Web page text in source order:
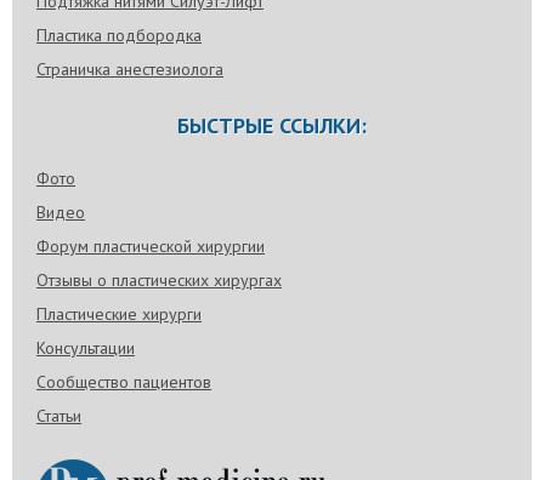
Пластика подбородка
Страничка анестезиолога
БЫСТРЫЕ ССЫЛКИ:
Фото
Видео
Форум пластической хирургии
Отзывы о пластических хирургах
Пластические хирурги
Консультации
Сообщество пациентов
Статьи